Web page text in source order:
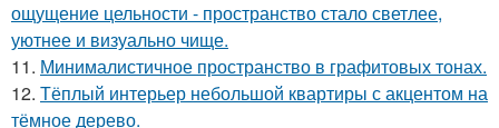
ощущение цельности - пространство стало светлее,
уютнее и визуально чище.
11. Минималистичное пространство в графитовых тонах.
12. Тёплый интерьер небольшой квартиры с акцентом на
тёмное дерево.